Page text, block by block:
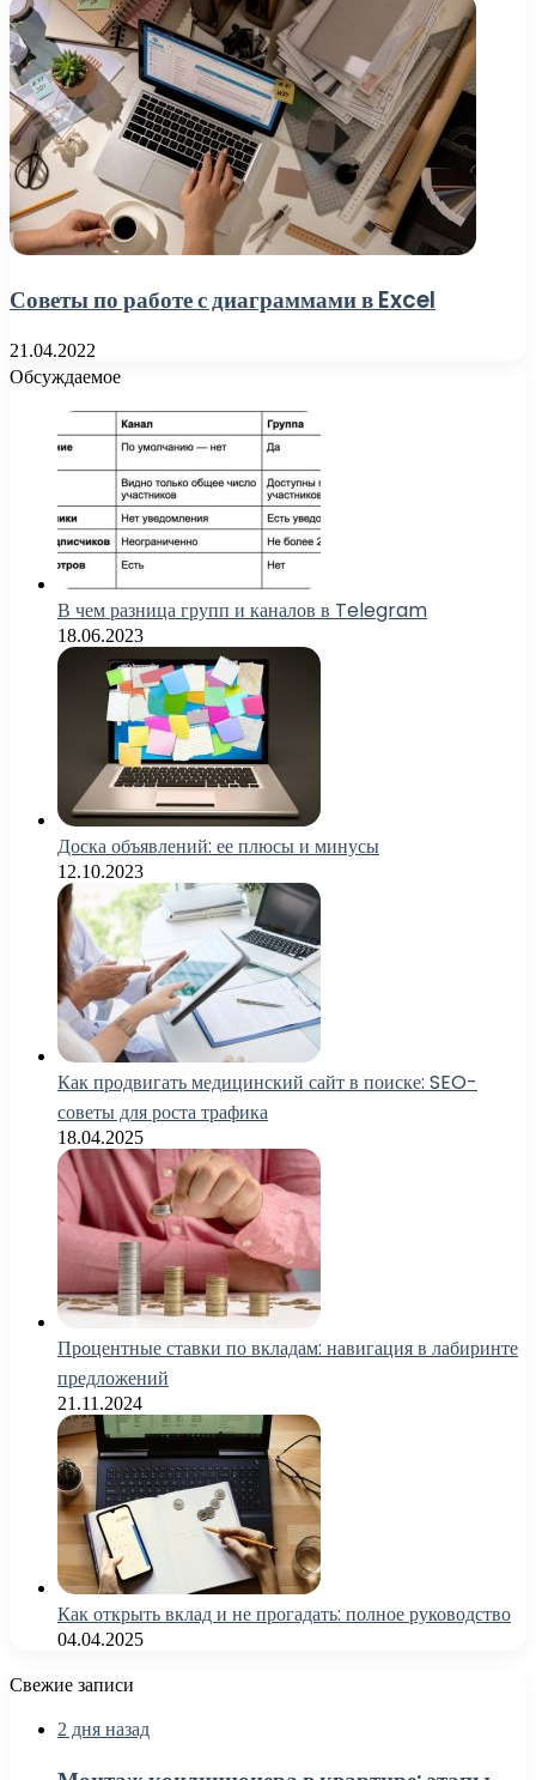
Советы по работе с диаграммами в Excel
21.04.2022
Обсуждаемое
В чем разница групп и каналов в Telegram
18.06.2023
Доска объявлений: ее плюсы и минусы
12.10.2023
Как продвигать медицинский сайт в поиске: SEO-
советы для роста трафика
18.04.2025
Процентные ставки по вкладам: навигация в лабиринте
предложений
21.11.2024
Как открыть вклад и не прогадать: полное руководство
04.04.2025
Свежие записи
2 дня назад